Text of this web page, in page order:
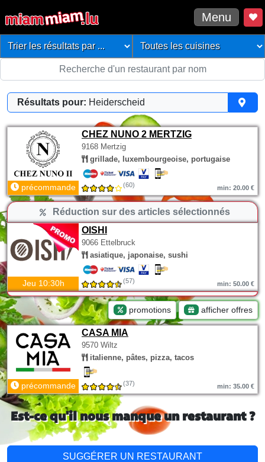
Menu
Résultats pour: Heiderscheid
CHEZ NUNO 2 MERTZIG
9168 Mertzig
grillade, luxembourgeoise, portugaise
précommande (60) min: 20.00 €
Réduction sur des articles sélectionnés
OISHI
9066 Ettelbruck
asiatique, japonaise, sushi
Jeu 10:30h (57) min: 50.00 €
promotions afficher offres
CASA MIA
9570 Wiltz
italienne, pâtes, pizza, tacos
précommande (37) min: 35.00 €
Est-ce qu'il nous manque un restaurant ?
SUGGÉRER UN RESTAURANT